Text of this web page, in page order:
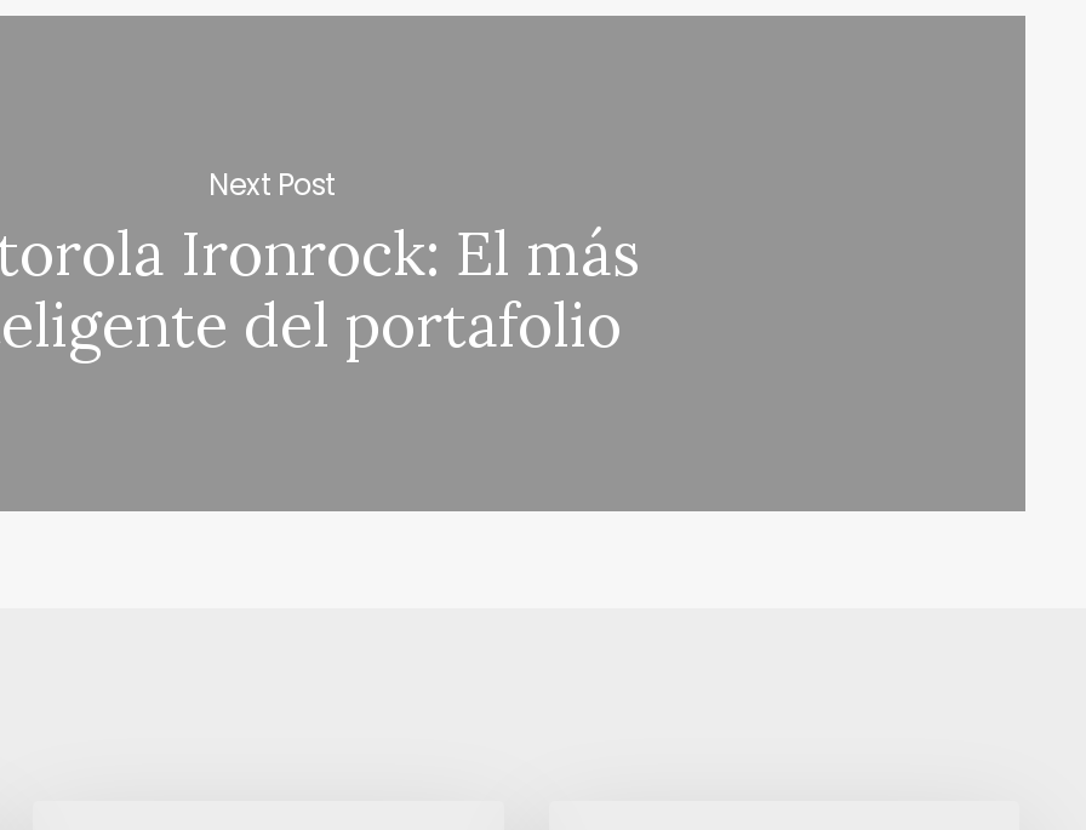
Next Post
Ironrock: El más
del portafolio